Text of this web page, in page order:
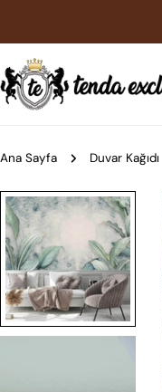
Ana Sayfa Duvar Kağıdı